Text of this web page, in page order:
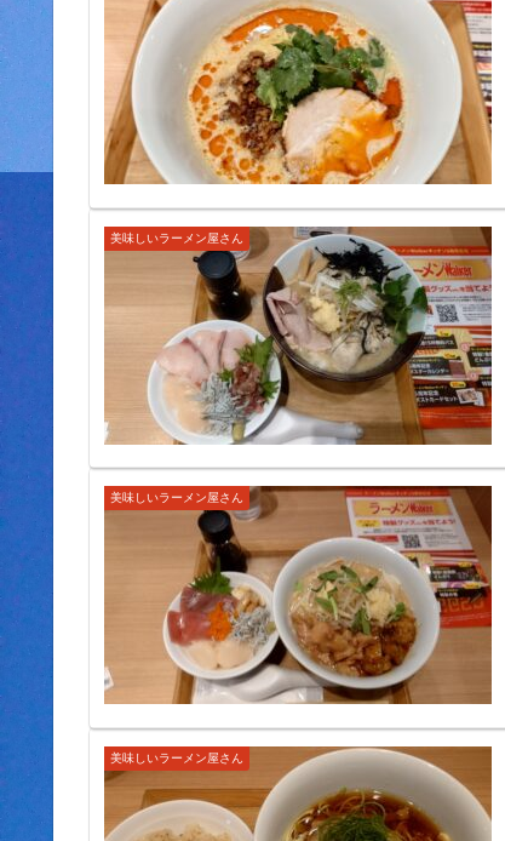
美味しいラーメン屋さん
美味しいラーメン屋さん
美味しいラーメン屋さん